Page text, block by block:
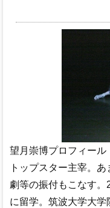
望月崇博プロフィール
トップスター主宰。
劇等の振付もこなす
に留学。筑波大学大学